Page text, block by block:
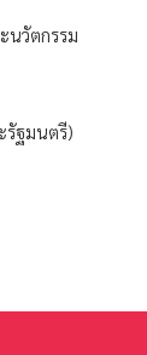
นวัตกรรม
รัฐมนตรี)